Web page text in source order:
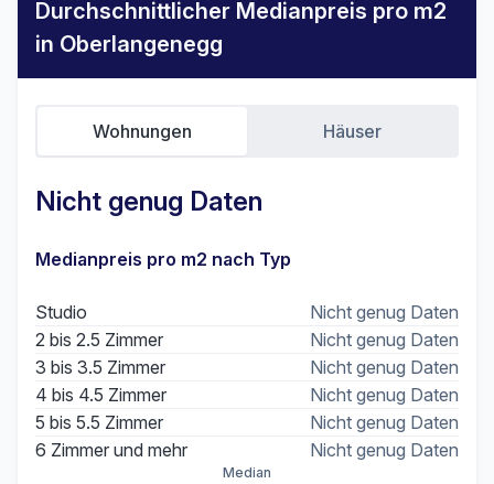
Durchschnittlicher Medianpreis pro m2
in Oberlangenegg
Nicht genug Daten
Wohnungen Häuser
Medianpreis pro m2 nach Typ
Studio
Nicht genug Daten
2 bis 2.5 Zimmer
Nicht genug Daten
3 bis 3.5 Zimmer
Nicht genug Daten
4 bis 4.5 Zimmer
Nicht genug Daten
5 bis 5.5 Zimmer
Nicht genug Daten
6 Zimmer und mehr
Nicht genug Daten
Median